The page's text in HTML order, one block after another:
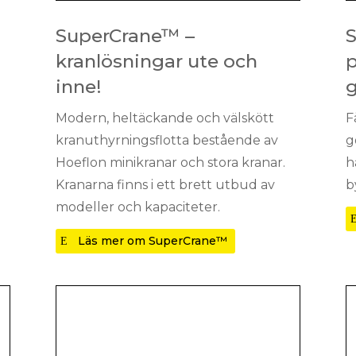
SuperCrane™ –
kranlösningar ute och
inne!
Modern, heltäckande och välskött
kranuthyrningsflotta bestående av
Hoeflon minikranar och stora kranar.
Kranarna finns i ett brett utbud av
modeller och kapaciteter.
Läs mer om SuperCrane™